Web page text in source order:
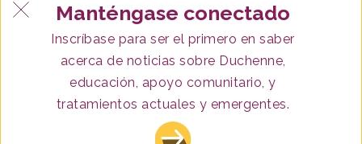
Manténgase conectado
Inscríbase para ser el primero en saber
acerca de noticias sobre Duchenne,
educación, apoyo comunitario, y
tratamientos actuales y emergentes.
FooterContáctenos Términos de uso